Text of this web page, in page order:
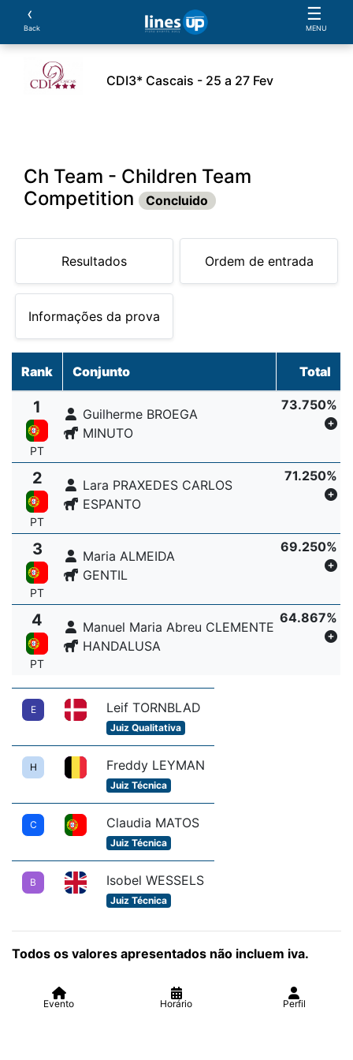
‹
Back
☰
MENU
CDI3* Cascais - 25 a 27 Fev
Ch Team - Children Team
Competition
Concluido
Resultados Ordem de entrada
Informações da prova
Rank Conjunto Total
1
PT
Guilherme BROEGA
MINUTO
73.750%
2
PT
Lara PRAXEDES CARLOS
ESPANTO
71.250%
3
PT
Maria ALMEIDA
GENTIL
69.250%
4
PT
Manuel Maria Abreu CLEMENTE
HANDALUSA
64.867%
E Leif TORNBLAD
Juiz Qualitativa
H Freddy LEYMAN
Juiz Técnica
C Claudia MATOS
Juiz Técnica
B Isobel WESSELS
Juiz Técnica
Todos os valores apresentados não incluem iva.
Evento Horário Perfil